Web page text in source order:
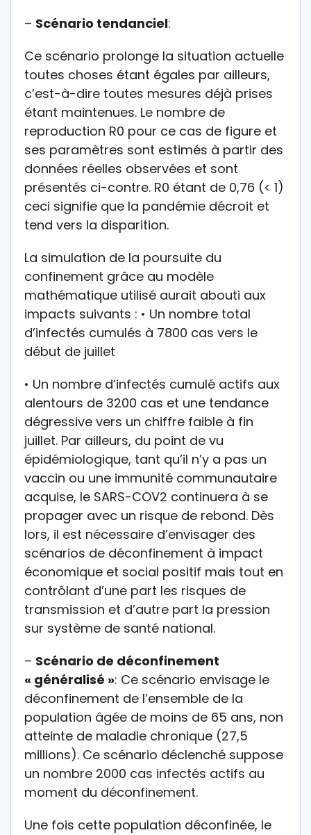
– Scénario tendanciel:
Ce scénario prolonge la situation actuelle
toutes choses étant égales par ailleurs,
c’est-à-dire toutes mesures déjà prises
étant maintenues. Le nombre de
reproduction R0 pour ce cas de figure et
ses paramètres sont estimés à partir des
données réelles observées et sont
présentés ci-contre. R0 étant de 0,76 (< 1)
ceci signifie que la pandémie décroit et
tend vers la disparition.
La simulation de la poursuite du
confinement grâce au modèle
mathématique utilisé aurait abouti aux
impacts suivants : • Un nombre total
d’infectés cumulés à 7800 cas vers le
début de juillet
• Un nombre d’infectés cumulé actifs aux
alentours de 3200 cas et une tendance
dégressive vers un chiffre faible à fin
juillet. Par ailleurs, du point de vu
épidémiologique, tant qu’il n’y a pas un
vaccin ou une immunité communautaire
acquise, le SARS-COV2 continuera à se
propager avec un risque de rebond. Dès
lors, il est nécessaire d’envisager des
scénarios de déconfinement à impact
économique et social positif mais tout en
contrôlant d’une part les risques de
transmission et d’autre part la pression
sur système de santé national.
– Scénario de déconfinement
« généralisé »: Ce scénario envisage le
déconfinement de l’ensemble de la
population âgée de moins de 65 ans, non
atteinte de maladie chronique (27,5
millions). Ce scénario déclenché suppose
un nombre 2000 cas infectés actifs au
moment du déconfinement.
Une fois cette population déconfinée, le